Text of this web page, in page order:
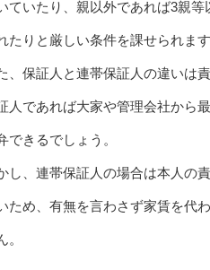
ていたり、親以外であれば3親
たりと厳しい条件を課せられます
、保証人と連帯保証人の違いは
人であれば大家や管理会社から
できるでしょう。
し、連帯保証人の場合は本人の
ため、有無を言わさず家賃を代
。